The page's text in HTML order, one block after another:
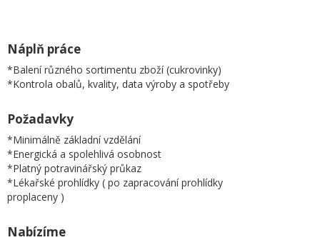
Náplň práce
*Balení různého sortimentu zboží (cukrovinky)
*Kontrola obalů, kvality, data výroby a spotřeby
Požadavky
*Minimálně základní vzdělání
*Energická a spolehlivá osobnost
*Platný potravinářský průkaz
*Lékařské prohlídky ( po zapracování prohlídky
proplaceny )
Nabízíme